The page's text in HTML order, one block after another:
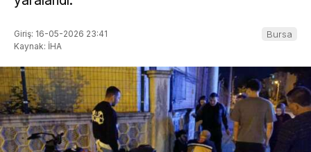
Giriş: 16-05-2026 23:41
Kaynak: İHA
Bursa